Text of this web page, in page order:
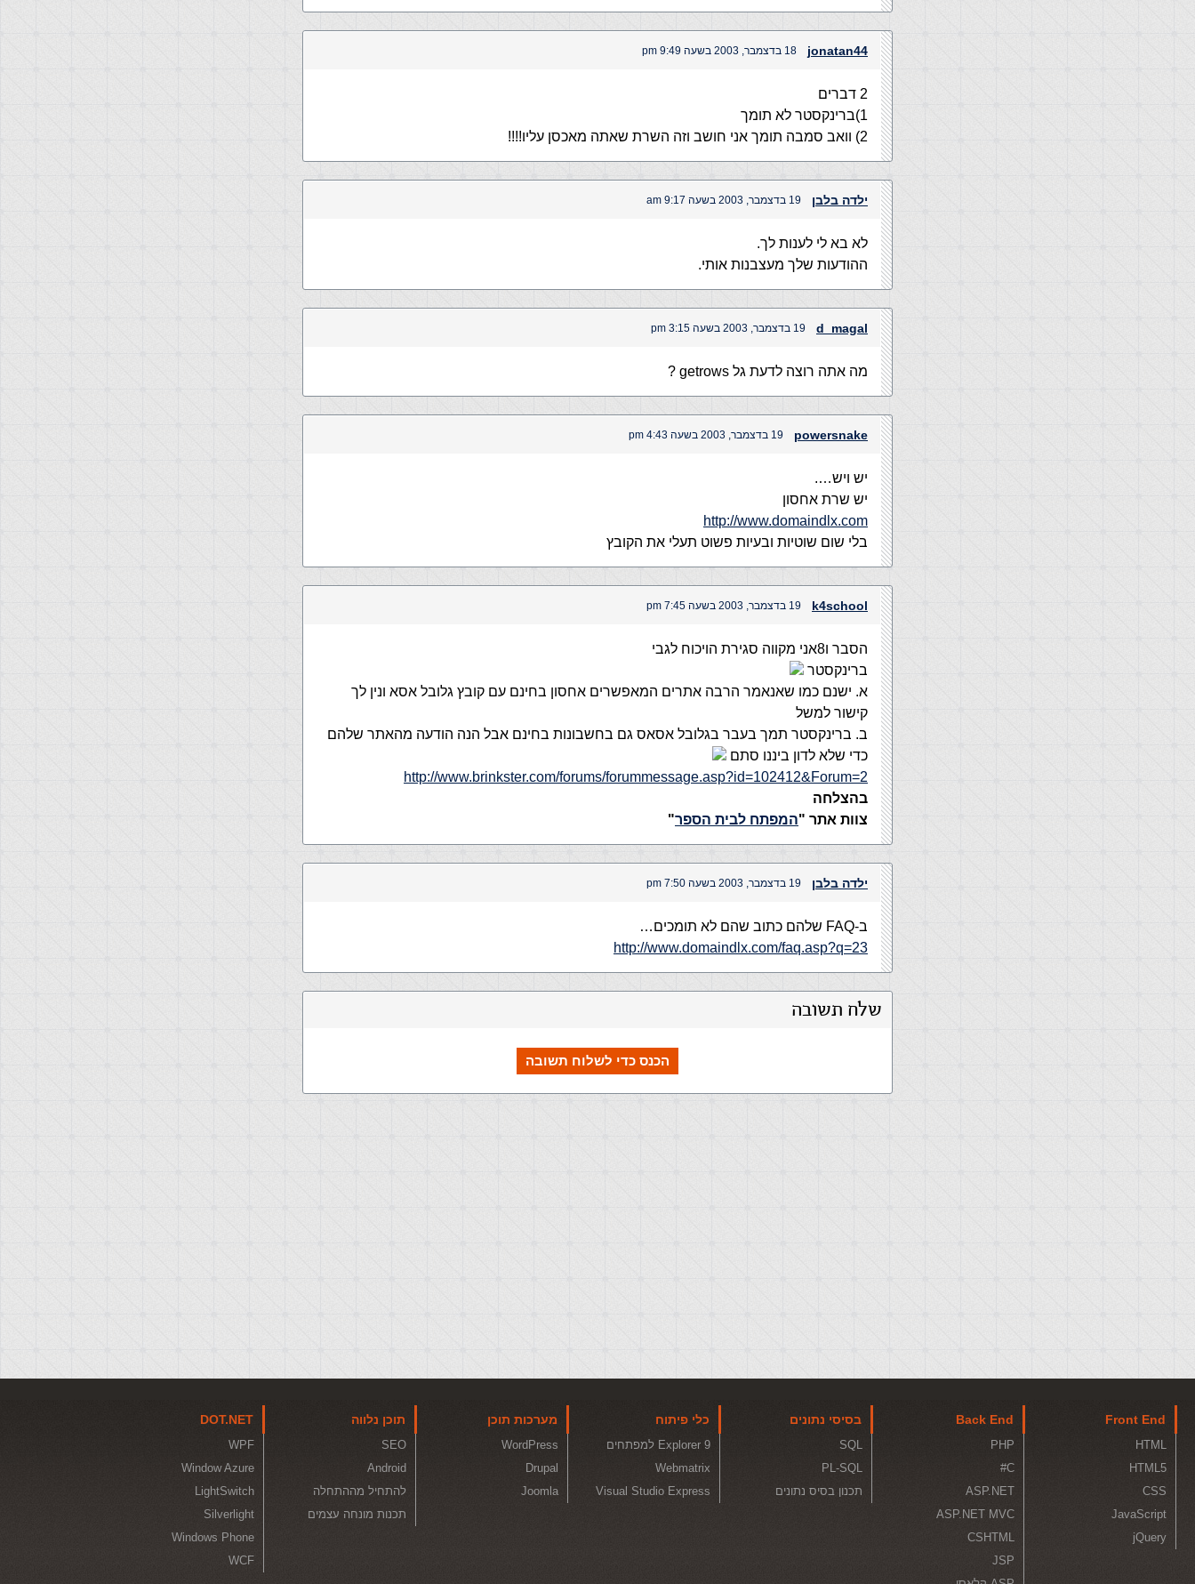
jonatan44 18 בדצמבר, 2003 בשעה 9:49 pm
2 דברים
1)ברינקסטר לא תומך
2) וואב סמבה תומך אני חושב וזה השרת שאתה מאכסן עליו!!!!
ילדה בלבן 19 בדצמבר, 2003 בשעה 9:17 am
לא בא לי לענות לך.
ההודעות שלך מעצבנות אותי.
d_magal 19 בדצמבר, 2003 בשעה 3:15 pm
מה אתה רוצה לדעת גל getrows ?
powersnake 19 בדצמבר, 2003 בשעה 4:43 pm
יש ויש….
יש שרת אחסון
http://www.domaindlx.com
בלי שום שוטיות ובעיות פשוט תעלי את הקובץ
k4school 19 בדצמבר, 2003 בשעה 7:45 pm
הסבר ו8אני מקווה סגירת הויכוח לגבי
ברינקסטר
א. ישנם כמו שאנאמר הרבה אתרים המאפשרים אחסון בחינם עם קובץ גלובל אסא ונין לך
קישור למשל
ב. ברינקסטר תמך בעבר בגלובל אסאס גם בחשבונות בחינם אבל הנה הודעה מהאתר שלהם
כדי שלא לדון ביננו סתם
http://www.brinkster.com/forums/forummessage.asp?id=102412&Forum=2
בהצלחה
צוות אתר "המפתח לבית הספר"
ילדה בלבן 19 בדצמבר, 2003 בשעה 7:50 pm
ב-FAQ שלהם כתוב שהם לא תומכים…
http://www.domaindlx.com/faq.asp?q=23
שלח תשובה
הכנס כדי לשלוח תשובה
Front End
HTML
HTML5
CSS
JavaScript
jQuery
Back End
PHP
C#
ASP.NET
ASP.NET MVC
CSHTML
JSP
בסיסי נתונים
SQL
PL-SQL
תכנון בסיס נתונים
כלי פיתוח
Explorer 9 למפתחים
Webmatrix
Visual Studio Express
מערכות תוכן
WordPress
Drupal
Joomla
תוכן נלווה
SEO
Android
להתחיל מההתחלה
תכנות מונחה עצמים
DOT.NET
WPF
Window Azure
LightSwitch
Silverlight
Windows Phone
WCF